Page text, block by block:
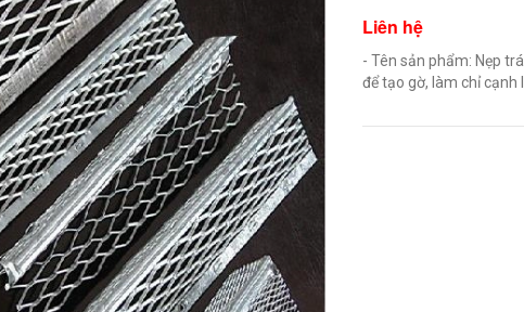
Liên hệ
- Tên sản phẩm: Nẹp
để tạo gờ, làm chỉ